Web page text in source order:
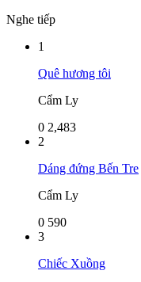
Nghe tiếp
1
Quê hương tôi
Cẩm Ly
0 2,483
2
Dáng đứng Bến Tre
Cẩm Ly
0 590
3
Chiếc Xuồng